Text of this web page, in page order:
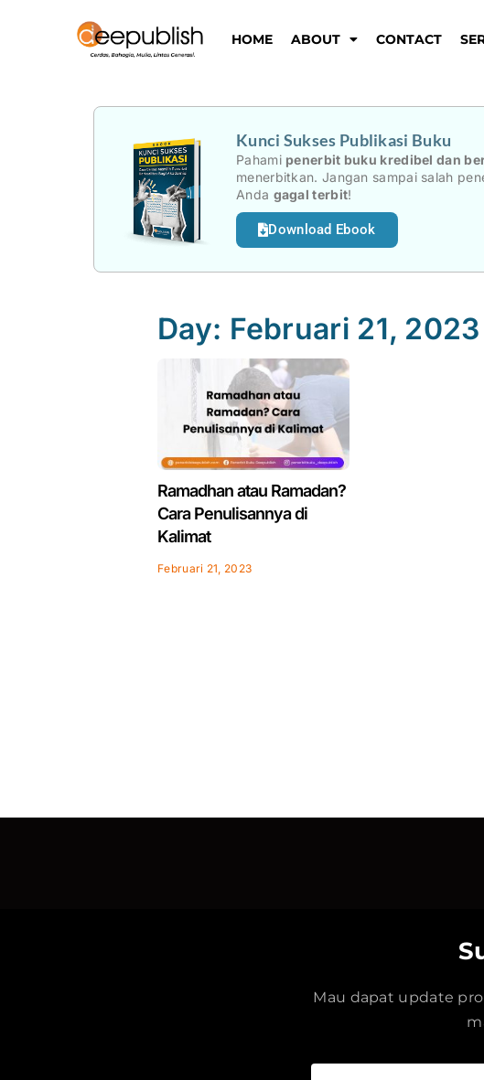
HOME ABOUT CONTACT
Kunci Sukses Publikasi Buku
Pahami penerbit buku kredibel dan
menerbitkan. Jangan sampai salah
Anda gagal terbit!
Download Ebook
Day: Februari 21, 2023
Ramadhan atau Ramadan?
Cara Penulisannya di
Kalimat
Februari 21, 2023
Mau dapat update